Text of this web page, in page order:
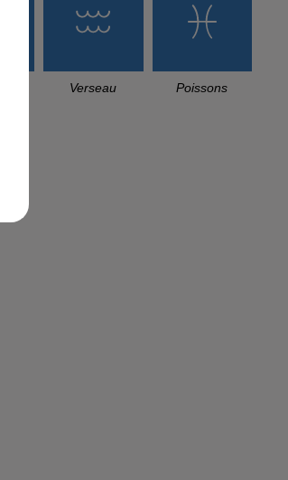
Verseau Poissons